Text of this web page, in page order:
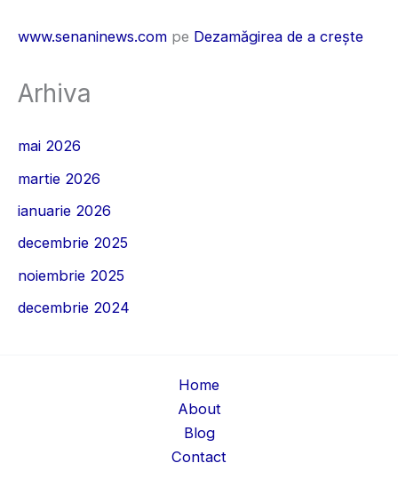
www.senaninews.com pe Dezamăgirea de a crește
Arhiva
mai 2026
martie 2026
ianuarie 2026
decembrie 2025
noiembrie 2025
decembrie 2024
Home
About
Blog
Contact